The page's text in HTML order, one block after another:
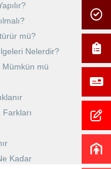
mü?
Nelerdir?
Mümkün mü
Farkları
Kadar